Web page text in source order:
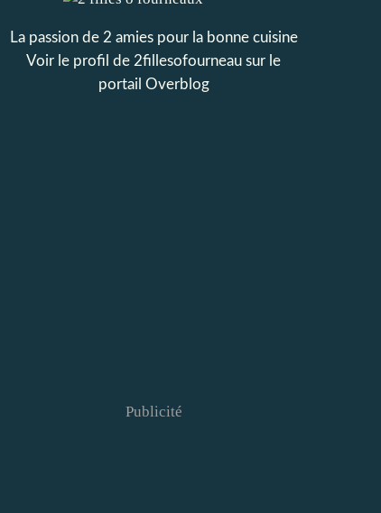
La passion de 2 amies pour la bonne cuisine
Voir le profil de 2fillesofourneau sur le
portail Overblog
Publicité